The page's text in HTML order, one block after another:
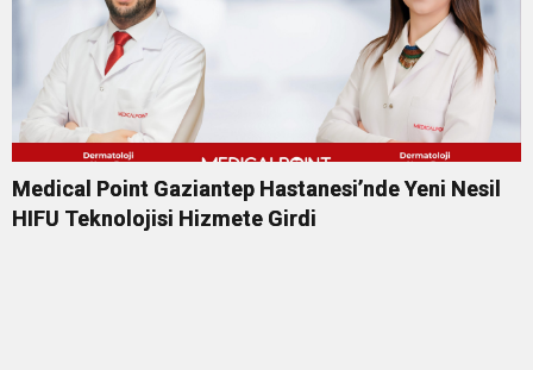
Medical Point Gaziantep Hastanesi’nde Yeni Nesil
HIFU Teknolojisi Hizmete Girdi